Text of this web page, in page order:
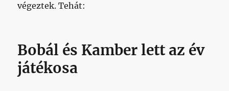
végeztek. Tehát:
Bobál és Kamber lett az év
játékosa